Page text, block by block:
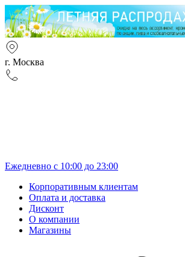
г. Москва
Ежедневно с 10:00 до 23:00
Корпоративным клиентам
Оплата и доставка
Дисконт
О компании
Магазины